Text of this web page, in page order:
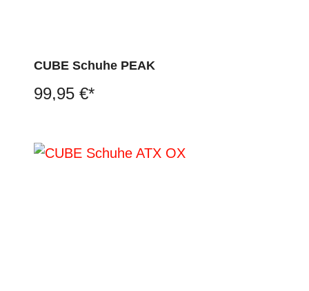
CUBE Schuhe PEAK
99,95 €*